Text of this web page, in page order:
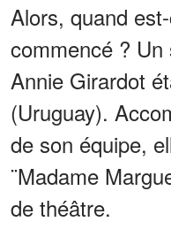
Alors, quand
commencé ?
Annie Girardot
(Uruguay).
de son équipe,
¨Madame
de théâtre.